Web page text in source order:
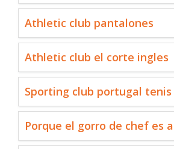
Athletic club pantalones
Athletic club el corte ingles
Sporting club portugal tenis
Porque el gorro de chef es